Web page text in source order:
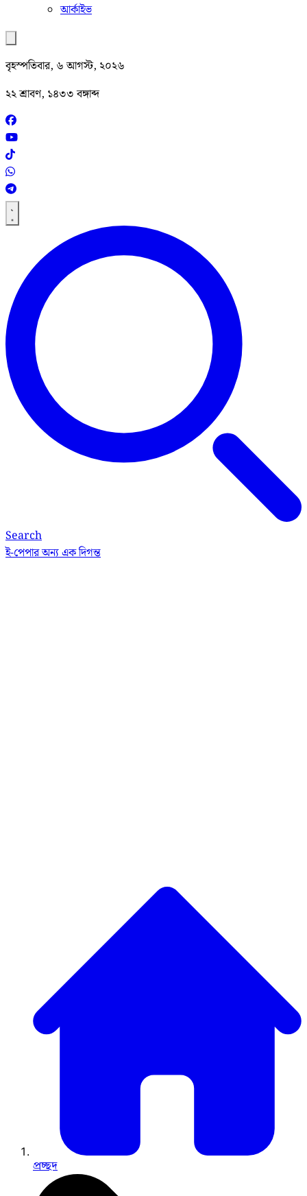
আর্কাইভ
বৃহস্পতিবার, ৬ আগস্ট, ২০২৬
২২ শ্রাবণ, ১৪৩৩ বঙ্গাব্দ
Search
ই-পেপারঅন্য এক দিগন্ত
প্রচ্ছদ